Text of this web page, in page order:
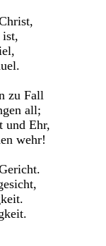
zu Fall
all;
und Ehr,
wehr!